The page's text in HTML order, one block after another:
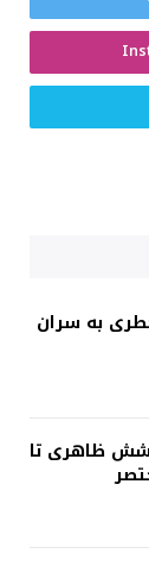
به سران
ظاهری تا